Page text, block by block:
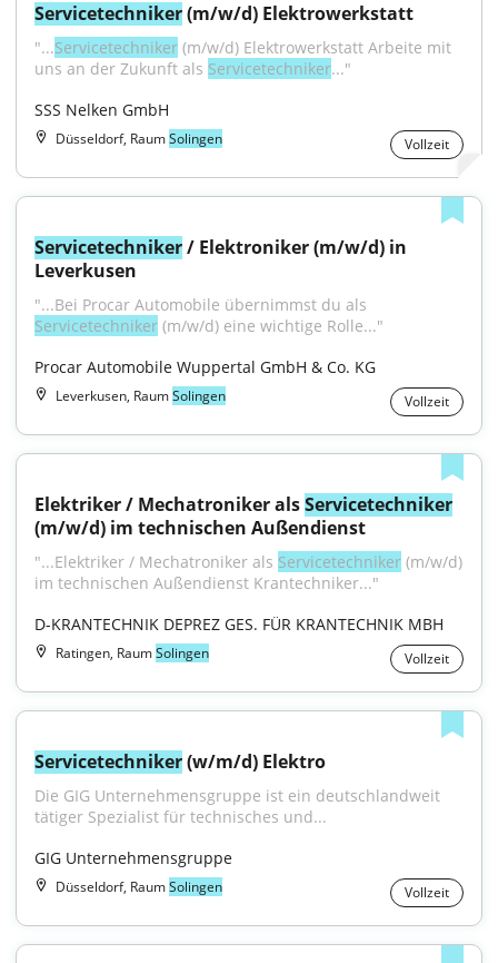
Servicetechniker (m/w/d) Elektrowerkstatt
"...Servicetechniker (m/w/d) Elektrowerkstatt Arbeite mit
uns an der Zukunft als Servicetechniker..."
SSS Nelken GmbH
Düsseldorf, RaumSolingen Vollzeit
Servicetechniker / Elektroniker (m/w/d) in
Leverkusen
Servicetechniker (m/w/d) eine wichtige Rolle..."
Procar Automobile Wuppertal GmbH & Co. KG
Leverkusen, RaumSolingen Vollzeit
Elektriker / Mechatroniker als Servicetechniker
(m/w/d) im technischen Außendienst
"...Elektriker / Mechatroniker als Servicetechniker (m/w/d)
im technischen Außendienst Krantechniker..."
D-KRANTECHNIK DEPREZ GES. FÜR KRANTECHNIK MBH
Ratingen, RaumSolingen Vollzeit
Servicetechniker (w/m/d) Elektro
Die GIG Unternehmensgruppe ist ein deutschlandweit
tätiger Spezialist für technisches und...
GIG Unternehmensgruppe
Düsseldorf, RaumSolingen Vollzeit